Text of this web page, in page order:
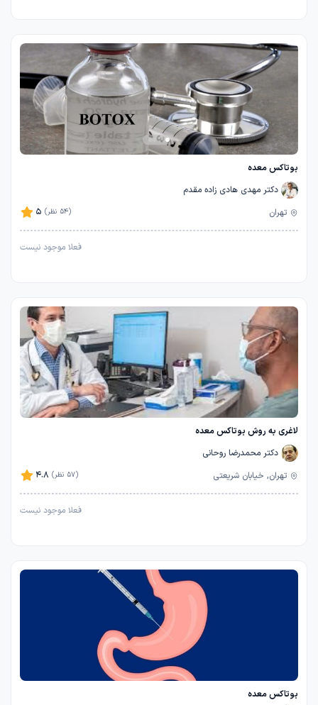
بوتاکس معده
دکتر مهدی هادی زاده مقدم
5
(54 نظر) تهران
فعلا موجود نیست
لاغری به روش بوتاکس معده
دکتر محمدرضا روحانی
4.8
(57 نظر) تهران, خیابان شریعتی
فعلا موجود نیست
بوتاکس معده